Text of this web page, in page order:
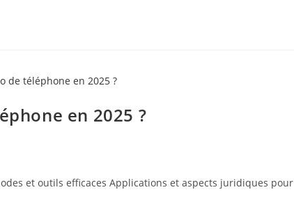
en 2025 ?
et outils efficaces Applications et aspects juridiques